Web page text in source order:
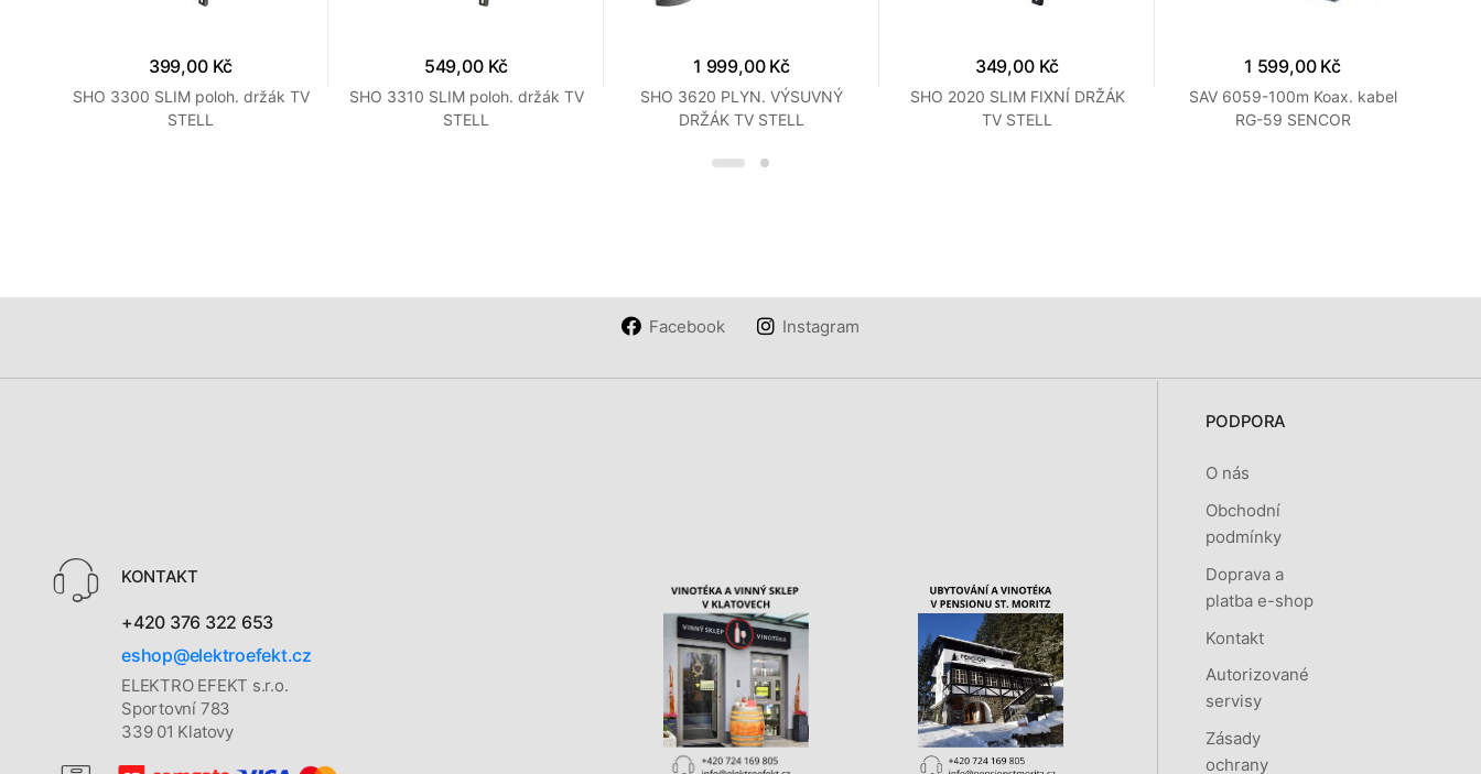
399,00 Kč
SHO 3300 SLIM poloh. držák TV
STELL
549,00 Kč
SHO 3310 SLIM poloh. držák TV
STELL
1 999,00 Kč
SHO 3620 PLYN. VÝSUVNÝ
DRŽÁK TV STELL
349,00 Kč
SHO 2020 SLIM FIXNÍ DRŽÁK
TV STELL
1 599,00 Kč
SAV 6059-100m Koax. kabel
RG-59 SENCOR
Facebook Instagram
KONTAKT
+420 376 322 653
eshop@elektroefekt.cz
ELEKTRO EFEKT s.r.o.
Sportovní 783
339 01 Klatovy
PODPORA
O nás
Obchodní
podmínky
Doprava a
platba e-shop
Kontakt
Autorizované
servisy
Zásady
ochrany